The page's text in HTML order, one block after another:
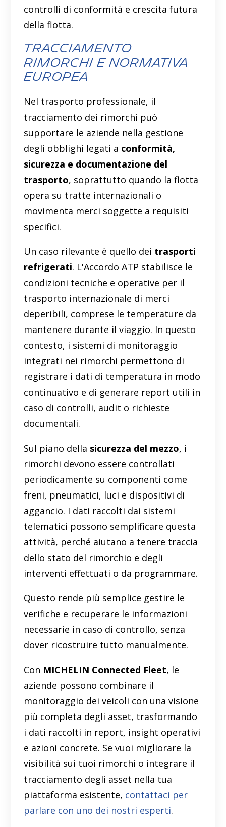
controlli di conformità e crescita futura
della flotta.
Tracciamento
rimorchi e normativa
europea
Nel trasporto professionale, il
tracciamento dei rimorchi può
supportare le aziende nella gestione
degli obblighi legati a conformità,
sicurezza e documentazione del
trasporto, soprattutto quando la flotta
opera su tratte internazionali o
movimenta merci soggette a requisiti
specifici.
Un caso rilevante è quello dei trasporti
refrigerati. L'Accordo ATP stabilisce le
condizioni tecniche e operative per il
trasporto internazionale di merci
deperibili, comprese le temperature da
mantenere durante il viaggio. In questo
contesto, i sistemi di monitoraggio
integrati nei rimorchi permettono di
registrare i dati di temperatura in modo
continuativo e di generare report utili in
caso di controlli, audit o richieste
documentali.
Sul piano della sicurezza del mezzo, i
rimorchi devono essere controllati
periodicamente su componenti come
freni, pneumatici, luci e dispositivi di
aggancio. I dati raccolti dai sistemi
telematici possono semplificare questa
attività, perché aiutano a tenere traccia
dello stato del rimorchio e degli
interventi effettuati o da programmare.
Questo rende più semplice gestire le
verifiche e recuperare le informazioni
necessarie in caso di controllo, senza
dover ricostruire tutto manualmente.
Con MICHELIN Connected Fleet, le
aziende possono combinare il
monitoraggio dei veicoli con una visione
più completa degli asset, trasformando
i dati raccolti in report, insight operativi
e azioni concrete. Se vuoi migliorare la
visibilità sui tuoi rimorchi o integrare il
tracciamento degli asset nella tua
piattaforma esistente, contattaci per
parlare con uno dei nostri esperti.